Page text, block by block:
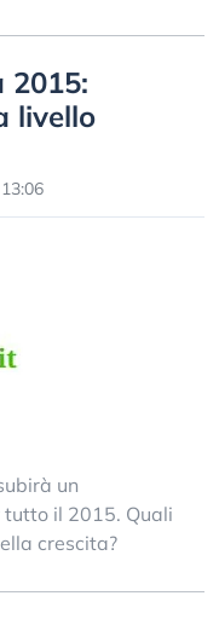
2015:
livello
un
il 2015. Quali
crescita?